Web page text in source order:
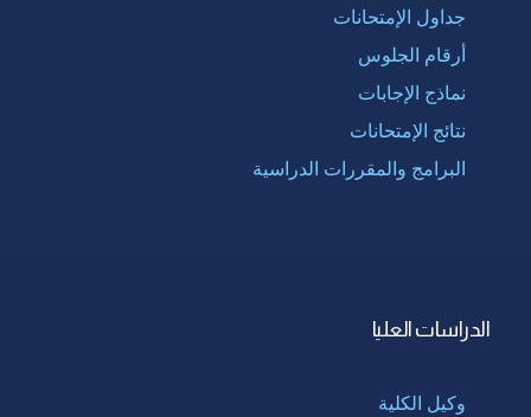
جداول الإمتحانات
أرقام الجلوس
نماذج الإجابات
نتائج الإمتحانات
البرامج والمقررات الدراسية
الدراسات العليا
وكيل الكلية